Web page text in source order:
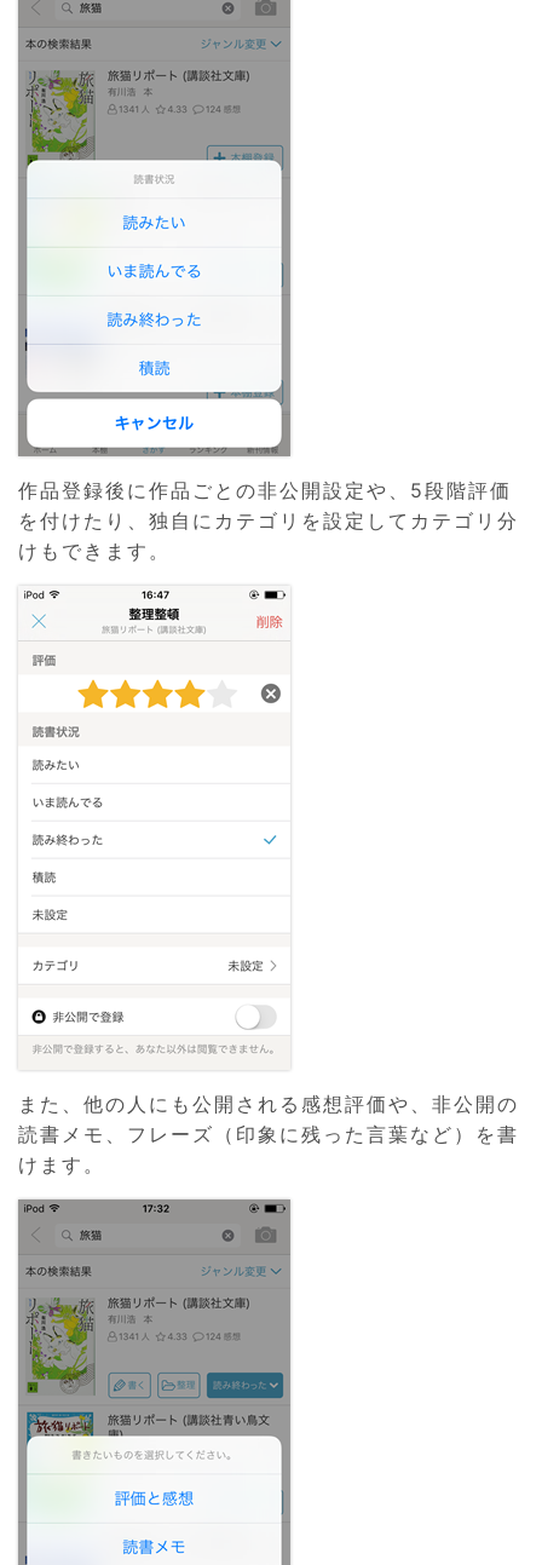
作品登録後に作品ごとの非公開設定や、5段階評価
を付けたり、独自にカテゴリを設定してカテゴリ分
けもできます。
また、他の人にも公開される感想評価や、非公開の
読書メモ、フレーズ（印象に残った言葉など）を書
けます。